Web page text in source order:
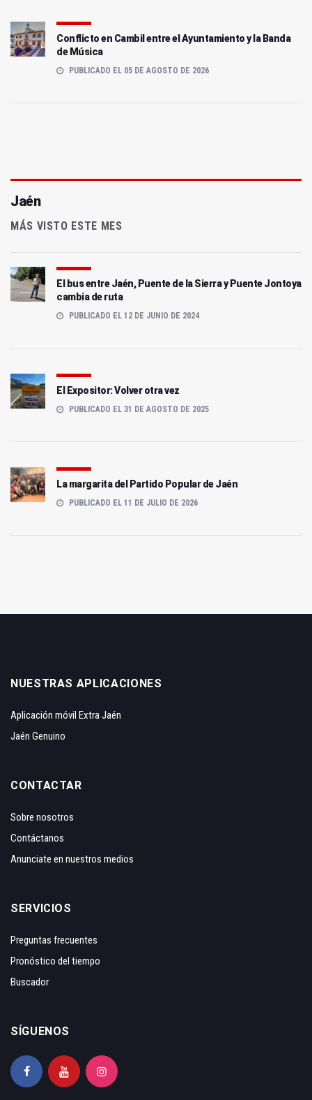
Conflicto en Cambil entre el Ayuntamiento y la Banda
de Música
PUBLICADO EL 05 DE AGOSTO DE 2026
Jaén
MÁS VISTO ESTE MES
El bus entre Jaén, Puente de la Sierra y Puente Jontoya
cambia de ruta
PUBLICADO EL 12 DE JUNIO DE 2024
El Expositor: Volver otra vez
PUBLICADO EL 31 DE AGOSTO DE 2025
La margarita del Partido Popular de Jaén
PUBLICADO EL 11 DE JULIO DE 2026
NUESTRAS APLICACIONES
Aplicación móvil Extra Jaén
Jaén Genuino
CONTACTAR
Sobre nosotros
Contáctanos
Anunciate en nuestros medios
SERVICIOS
Preguntas frecuentes
Pronóstico del tiempo
Buscador
SÍGUENOS